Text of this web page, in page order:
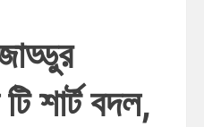
শার্ট বদল,